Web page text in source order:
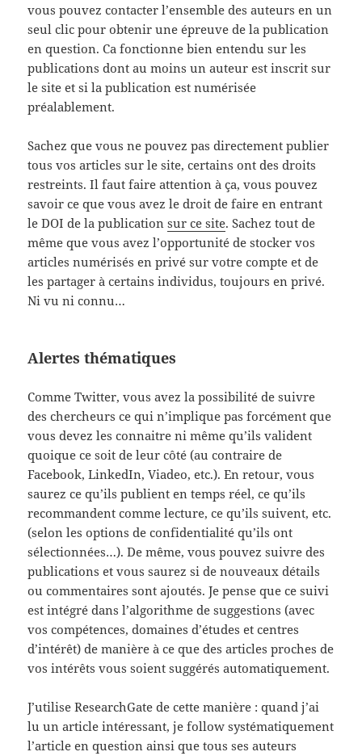
vous pouvez contacter l’ensemble des auteurs en un
seul clic pour obtenir une épreuve de la publication
en question. Ca fonctionne bien entendu sur les
publications dont au moins un auteur est inscrit sur
le site et si la publication est numérisée
préalablement.
Sachez que vous ne pouvez pas directement publier
tous vos articles sur le site, certains ont des droits
restreints. Il faut faire attention à ça, vous pouvez
savoir ce que vous avez le droit de faire en entrant
le DOI de la publicationsur ce site. Sachez tout de
même que vous avez l’opportunité de stocker vos
articles numérisés en privé sur votre compte et de
les partager à certains individus, toujours en privé.
Ni vu ni connu…
Alertes thématiques
Comme Twitter, vous avez la possibilité de suivre
des chercheurs ce qui n’implique pas forcément que
vous devez les connaitre ni même qu’ils valident
quoique ce soit de leur côté (au contraire de
Facebook, LinkedIn, Viadeo, etc.). En retour, vous
saurez ce qu’ils publient en temps réel, ce qu’ils
recommandent comme lecture, ce qu’ils suivent, etc.
(selon les options de confidentialité qu’ils ont
sélectionnées…). De même, vous pouvez suivre des
publications et vous saurez si de nouveaux détails
ou commentaires sont ajoutés. Je pense que ce suivi
est intégré dans l’algorithme de suggestions (avec
vos compétences, domaines d’études et centres
d’intérêt) de manière à ce que des articles proches de
vos intérêts vous soient suggérés automatiquement.
J’utilise ResearchGate de cette manière : quand j’ai
lu un article intéressant, je follow systématiquement
l’article en question ainsi que tous ses auteurs